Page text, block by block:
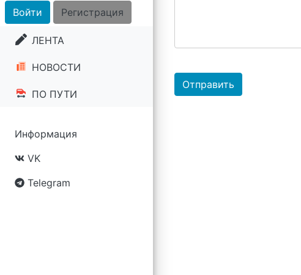
Войти Регистрация
ЛЕНТА
НОВОСТИ
ПО ПУТИ
Информация
VK
Telegram
Отправить